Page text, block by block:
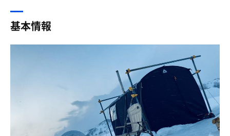
2時間半の時間はあっという間
基本情報